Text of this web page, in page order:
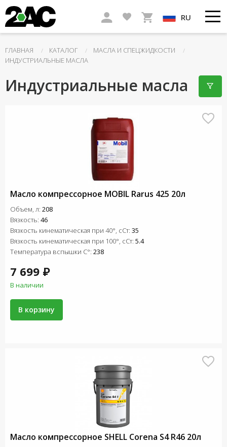
RU
ГЛАВНАЯ КАТАЛОГ
МАСЛА И СПЕЦЖИДКОСТИ
ИНДУСТРИАЛЬНЫЕ МАСЛА
Индустриальные масла
Масло компрессорное MOBIL Rarus 425 20л
Объем, л: 208
Вязкость: 46
Вязкость кинематическая при 40°, сСт: 35
Вязкость кинематическая при 100°, сСт: 5.4
Температура вспышки C°: 238
7 699 ₽
В наличии
В корзину
Масло компрессорное SHELL Corena S4 R46 20л